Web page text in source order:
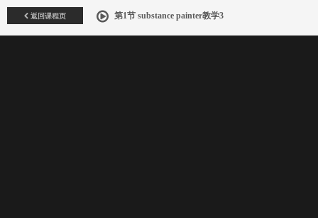
返回课程页 第1节 substance painter教学3